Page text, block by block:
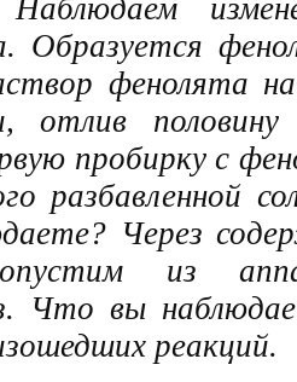
Наблюдаем
Образуется
фенолята
отлив
пробирку с
разбавленной
Через
из
Что вы
реакций.